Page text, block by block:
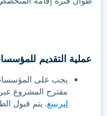
عملية التقديم
يجب على المؤسسات
مقترح المشروع عبر
ليرنينغ. يتم قبول